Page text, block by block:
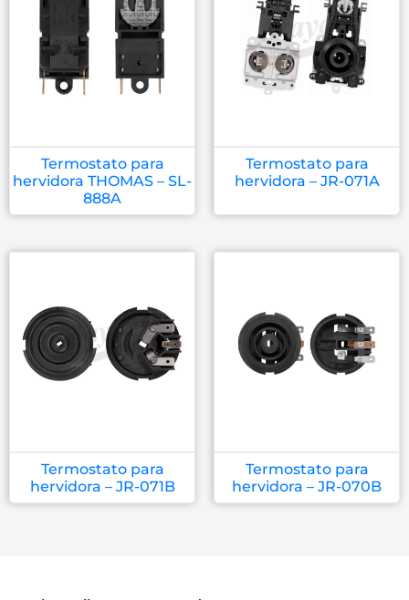
Termostato para
hervidora THOMAS – SL-
888A
Termostato para
hervidora – JR-071A
Termostato para
hervidora – JR-071B
Termostato para
hervidora – JR-070B